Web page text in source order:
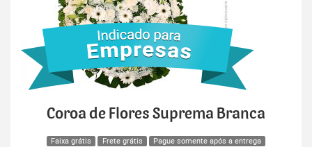
Coroa de Flores Suprema Branca
Faixa grátis Frete grátis Pague somente após a entrega